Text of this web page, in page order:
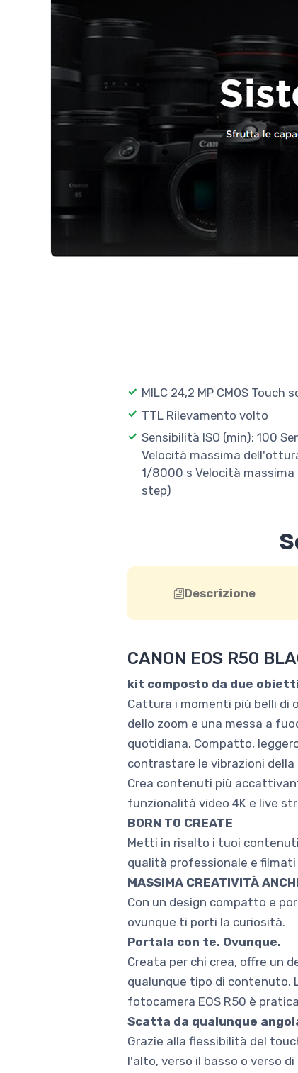
MILC 24,2 MP CMOS Touch
TTL Rilevamento volto
Sensibilità ISO (min): 100
Velocità massima
1/8000 s Velocità massima
step)
Descrizione
CANON EOS R50
kit composto da due
Cattura i momenti più belli di
dello zoom e una messa a
quotidiana. Compatto,
contrastare le vibrazioni
Crea contenuti più
funzionalità video 4K e live
BORN TO CREATE
Metti in risalto i tuoi
qualità professionale e filmati
MASSIMA CREATIVITÀ
Con un design compatto e
ovunque ti porti la curiosità.
Portala con te. Ovunque.
Creata per chi crea, offre un
qualunque tipo di contenuto.
fotocamera EOS R50 è
Scatta da qualunque
Grazie alla flessibilità del
l'alto, verso il basso o verso